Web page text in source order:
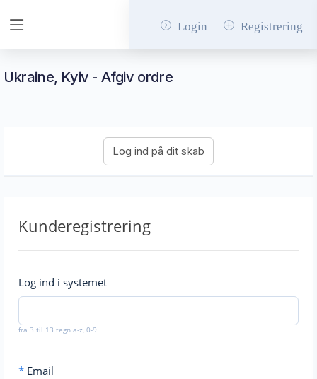
Login Registrering
Ukraine, Kyiv - Afgiv ordre
Kunderegistrering
Log ind i systemet
fra 3 til 13 tegn a-z, 0-9
* Email